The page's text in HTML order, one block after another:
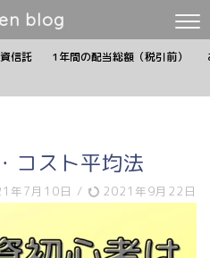
blog
信託 1年間の配当総額（税引前）
コスト平均法
年7月10日 / 2021年9月22日